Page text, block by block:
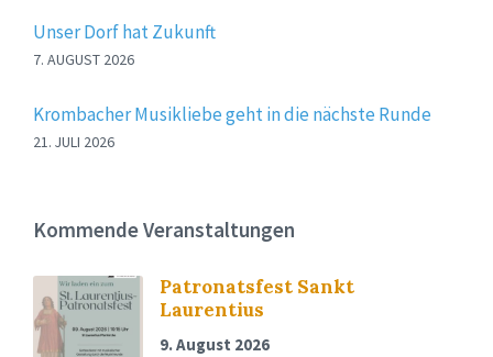
Unser Dorf hat Zukunft
7. AUGUST 2026
Krombacher Musikliebe geht in die nächste Runde
21. JULI 2026
Kommende Veranstaltungen
Patronatsfest Sankt
Laurentius
9. August 2026